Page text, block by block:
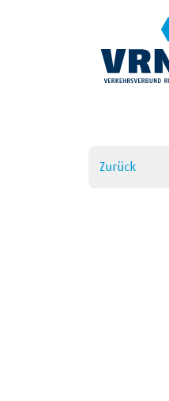
Zurück